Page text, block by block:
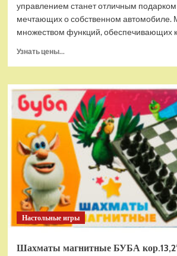
управлением станет отличным
мечтающих о собственном автомобиле.
множеством функций, обеспечивающих
Узнать цены...
Детский
электромобиль
RiverToys
F888FF
красный
Настольные игры
Шахматы магнитные БУБА